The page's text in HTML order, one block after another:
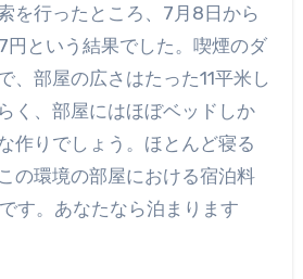
を行ったところ、7月8日から
円という結果でした。喫煙のダ
、部屋の広さはたった11平米し
く、部屋にはほぼベッドしか
作りでしょう。ほとんど寝る
の環境の部屋における宿泊料
す。あなたなら泊まります